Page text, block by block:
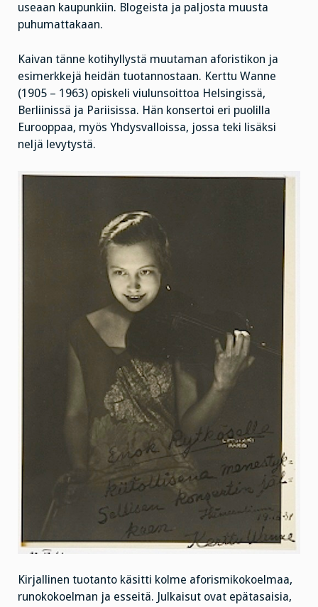
useaan kaupunkiin. Blogeista ja paljosta muusta
puhumattakaan.
Kaivan tänne kotihyllystä muutaman aforistikon ja
esimerkkejä heidän tuotannostaan. Kerttu Wanne
(1905 – 1963) opiskeli viulunsoittoa Helsingissä,
Berliinissä ja Pariisissa. Hän konsertoi eri puolilla
Eurooppaa, myös Yhdysvalloissa, jossa teki lisäksi
neljä levytystä.
Kirjallinen tuotanto käsitti kolme aforismikokoelmaa,
runokokoelman ja esseitä. Julkaisut ovat epätasaisia,